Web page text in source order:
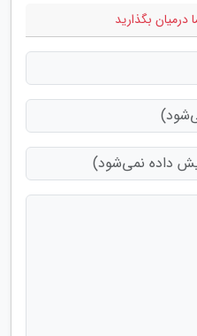
درمیان بگذارید